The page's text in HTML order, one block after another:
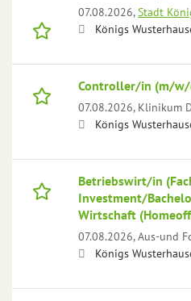
07.08.2026,Stadt
Königs
Controller/in (m/
07.08.2026, Klinikum
Königs
Betriebswirt/in
Investment/
Wirtschaft
07.08.2026,Aus-und
Königs